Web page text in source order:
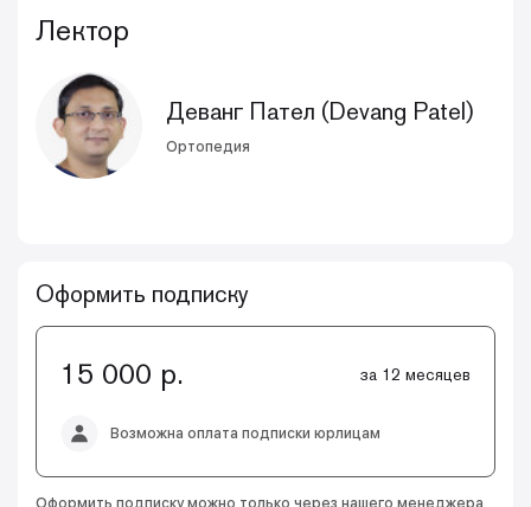
Лектор
Деванг Пател (Devang Patel)
Ортопедия
Оформить подписку
15 000 р. за 12 месяцев
Возможна оплата подписки юрлицам
Оформить подписку можно только через нашего менеджера